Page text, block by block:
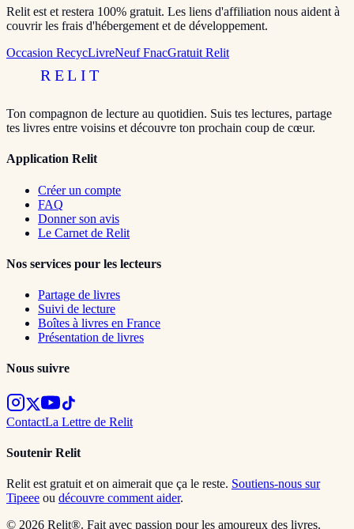
Relit est et restera 100% gratuit. Les liens d'affiliation nous aident à
couvrir les frais d'hébergement et de développement.
Occasion RecycLivreNeuf FnacGratuit Relit
RELIT
Ton compagnon de lecture au quotidien. Suis tes lectures, partage
tes livres entre voisins et découvre ton prochain coup de cœur.
Application Relit
Créer un compte
FAQ
Donner son avis
Le Carnet de Relit
Nos services pour les lecteurs
Partage de livres
Suivi de lecture
Boîtes à livres en France
Présentation de livres
Nous suivre
ContactLa Lettre de Relit
Soutenir Relit
Relit est gratuit et on aimerait que ça le reste. Soutiens-nous sur
Tipeee ou découvre comment aider.
© 2026 Relit®. Fait avec passion pour les amoureux des livres.